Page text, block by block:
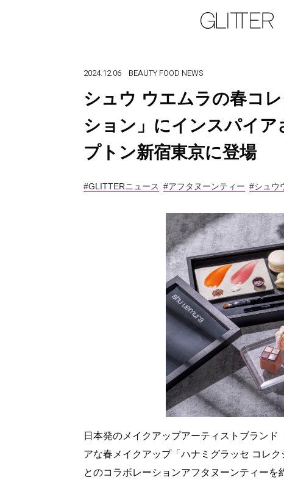
2024.12.06 BEAUTY FOOD NEWS
シュウ ウエムラの春コ
ション」にインスパイ
プトン新宿東京に登場
#GLITTERニュース #アフタヌーンティー #シュウ
日本発のメイクアップアーティストブラン
アな春メイクアップ「ハナミグラッセ コレ
とのコラボレーションアフタヌーンティーを